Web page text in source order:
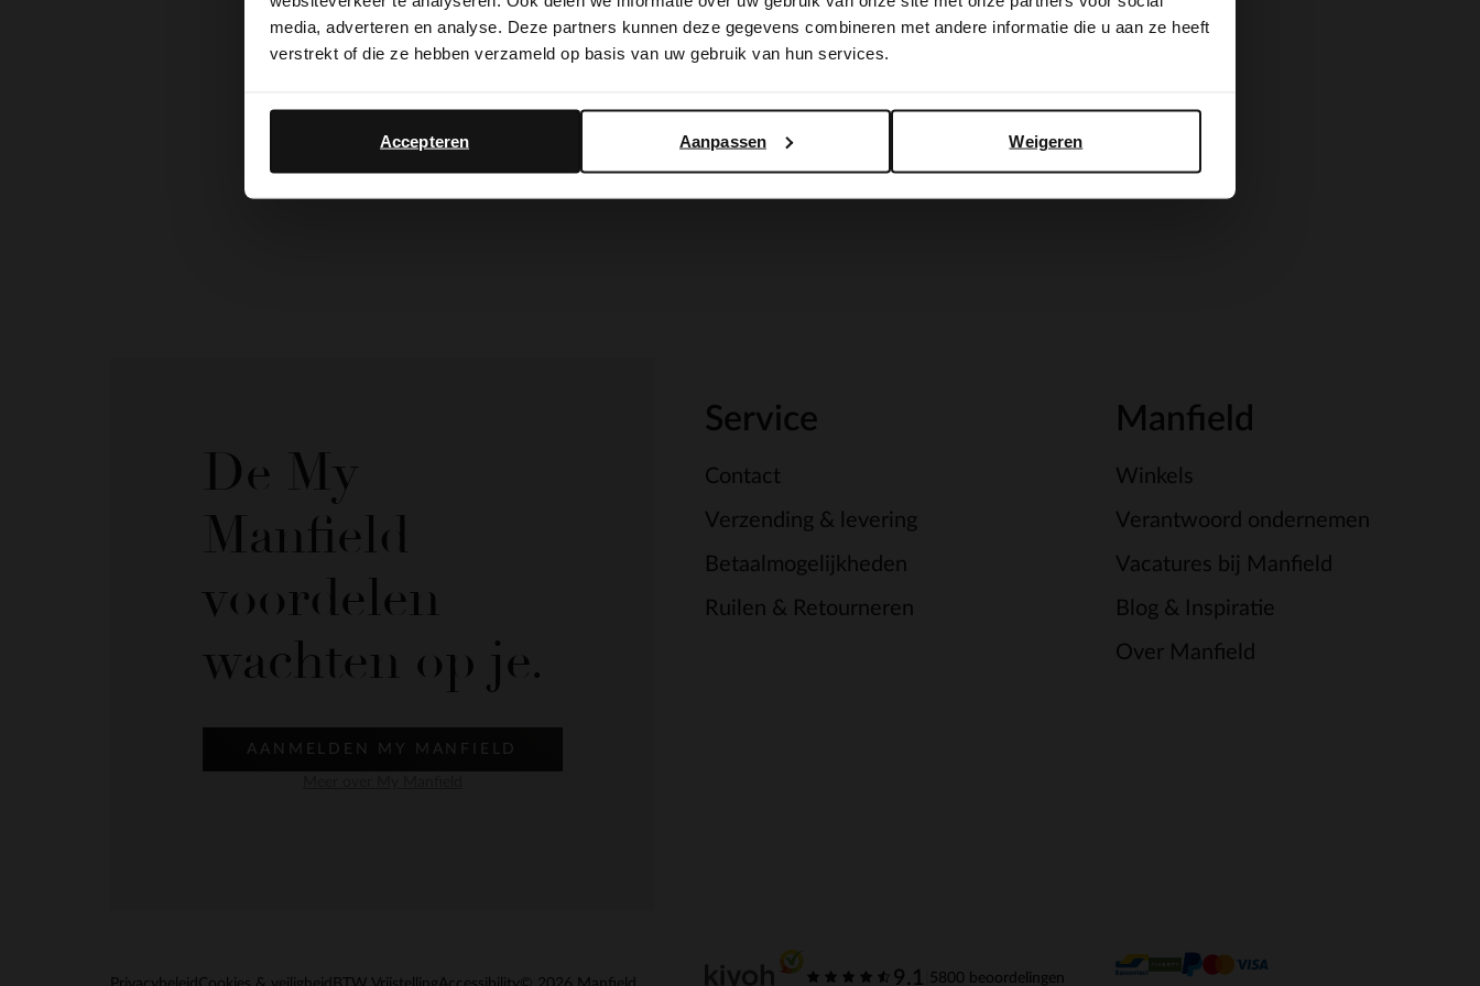
media, adverteren en analyse. Deze partners kunnen deze gegevens combineren met andere informatie die u aan ze heeft
verstrekt of die ze hebben verzameld op basis van uw gebruik van hun services.
Weigeren
Aanpassen
Accepteren
De My
Manfield
voordelen
wachten op je.
AANMELDEN MY MANFIELD
Service
Contact
Verzending & levering
Betaalmogelijkheden
Ruilen & Retourneren
Manfield
Winkels
Verantwoord ondernemen
Vacatures bij Manfield
Blog & Inspiratie
Over Manfield
9.1 5800 beoordelingen